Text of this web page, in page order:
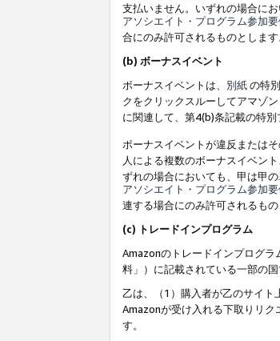
支払いません。いずれの場合に
アソシエイト・プログラム参加
合にのみ許可されるものとします
(b) ボーナスイベント
ボーナスイベントは、 別紙の特
クをクリックスルーしてアマゾ
に関連して、第4(b)条記載の特別
ボーナスイベントが違反または
人による複数のボーナスイベン
ずれの場合においても、甲は甲
アソシエイト・プログラム参加
連する場合にのみ許可されるもの
(c) トレードインプログラム
Amazonのトレードインプログ
料」）に記載されている一部の国
乙は、（1）購入者が乙のサイト
Amazonが受け入れる下取りリ
す。